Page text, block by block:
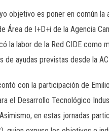
objetivo es poner en común
Área de I+D+i de la Agencia
la labor de la Red CIDE como
de ayudas previstas desde la
con la participación de
el Desarrollo Tecnológico
en estas jornadas